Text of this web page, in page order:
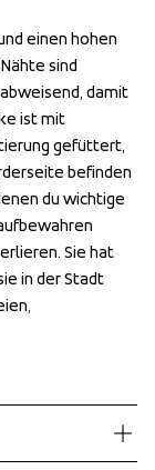
einen hohen
sind
damit
ist mit
gefüttert,
befinden
du wichtige
Sie hat
in der Stadt
einen hohen
sind
damit
ist mit
gefüttert,
befinden
du wichtige
Sie hat
in der Stadt